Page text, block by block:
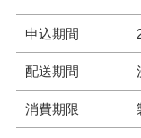
申込期間
配送期間
消費期限